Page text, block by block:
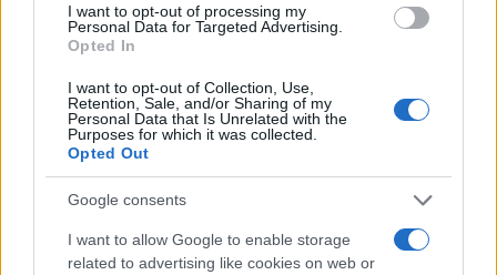
I want to opt-out of processing my
Personal Data for Targeted Advertising.
Opted In
I want to opt-out of Collection, Use,
Retention, Sale, and/or Sharing of my
Personal Data that Is Unrelated with the
Purposes for which it was collected.
Opted Out
Google consents
I want to allow Google to enable storage
related to advertising like cookies on web or
Invia un Comunicato Stampa|Pubblicità|Segnala